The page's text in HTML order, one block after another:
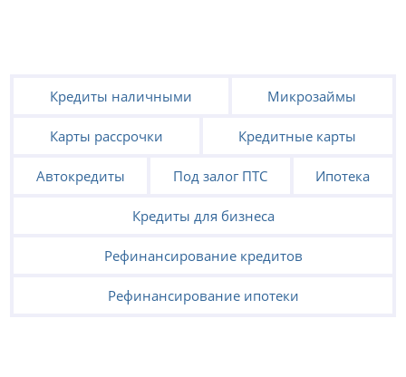
Кредиты наличными Микрозаймы
Карты рассрочки Кредитные карты
Автокредиты Под залог ПТС Ипотека
Кредиты для бизнеса
Рефинансирование кредитов
Рефинансирование ипотеки